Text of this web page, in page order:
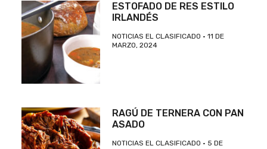
ESTOFADO DE RES ESTILO
IRLANDÉS
NOTICIAS EL CLASIFICADO
11 DE
MARZO, 2024
RAGÚ DE TERNERA CON PAN
ASADO
NOTICIAS EL CLASIFICADO
5 DE